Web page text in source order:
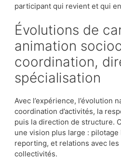
participant qui revient et qui
Évolutions de carrière en
animation
coordination,
spécialisation
Avec l’expérience, l’évolution
coordination d’activités, la
puis la direction de structure.
une vision plus large :
reporting, et relations avec
collectivités.